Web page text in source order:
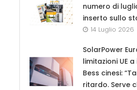
numero di
inserto sullo
14 Luglio 2026
SolarPower
limitazioni UE
Bess cinesi:
ritardo. Serve